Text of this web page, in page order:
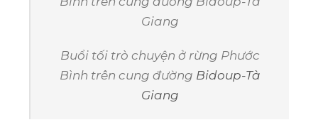
Buổi tối trò chuyện ở rừng Phước
Bình trên cung đường Bidoup-Tà
Giang